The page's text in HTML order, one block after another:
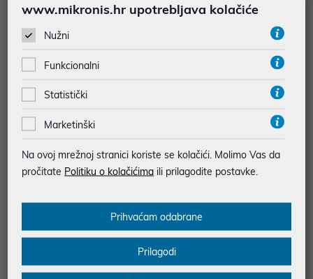
pay, Virman, Gotovina, Crypto) uz promo kod
"POPUST" , popusti se međusobno ne zbrajaju
Dodajte u košaricu
najam za pravne osobe od 12 do 36 mj. već od
Vidi detalje Pošalji upit
JAMSTVO 12 MJ.
www.mikronis.hr upotrebljava kolačiće
Nužni
Funkcionalni
Statistički
Marketinški
Na ovoj mrežnoj stranici koriste se kolačići. Molimo Vas da
pročitate Politiku o kolačićima ili prilagodite postavke.
Prihvaćam odabrane
Prilagodi